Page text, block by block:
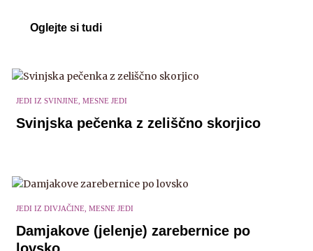
Oglejte si tudi
JEDI IZ SVINJINE, MESNE JEDI
Svinjska pečenka z zeliščno skorjico
JEDI IZ DIVJAČINE, MESNE JEDI
Damjakove (jelenje) zarebernice po